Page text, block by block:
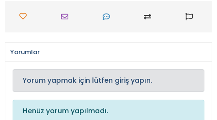
Yorumlar
Yorum yapmak için lütfen giriş yapın.
Henüz yorum yapılmadı.